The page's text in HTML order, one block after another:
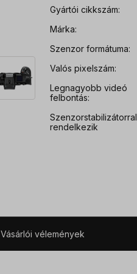
Gyártói cikkszám:
Márka:
Szenzor formátuma:
Valós pixelszám:
Legnagyobb videó
felbontás:
Szenzorstabilizátorral
rendelkezik
Vásárlói vélemények